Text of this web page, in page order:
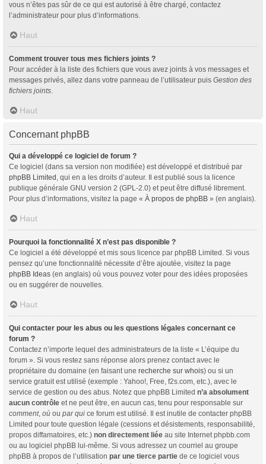
vous n’êtes pas sûr de ce qui est autorisé à être chargé, contactez
l’administrateur pour plus d’informations.
Haut
Comment trouver tous mes fichiers joints ?
Pour accéder à la liste des fichiers que vous avez joints à vos messages et
messages privés, allez dans votre panneau de l’utilisateur puis Gestion des
fichiers joints.
Haut
Concernant phpBB
Qui a développé ce logiciel de forum ?
Ce logiciel (dans sa version non modifiée) est développé et distribué par
phpBB Limited , qui en a les droits d’auteur. Il est publié sous la licence
publique générale GNU version 2 (GPL-2.0) et peut être diffusé librement.
Pour plus d’informations, visitez la page « À propos de phpBB » (en anglais).
Haut
Pourquoi la fonctionnalité X n’est pas disponible ?
Ce logiciel a été développé et mis sous licence par phpBB Limited. Si vous
pensez qu’une fonctionnalité nécessite d’être ajoutée, visitez la page
phpBB Ideas (en anglais) où vous pouvez voter pour des idées proposées
ou en suggérer de nouvelles.
Haut
Qui contacter pour les abus ou les questions légales concernant ce
forum ?
Contactez n’importe lequel des administrateurs de la liste « L’équipe du
forum ». Si vous restez sans réponse alors prenez contact avec le
propriétaire du domaine (en faisant une recherche sur whois) ou si un
service gratuit est utilisé (exemple : Yahoo!, Free, f2s.com, etc.), avec le
service de gestion ou des abus. Notez que phpBB Limited n’a absolument
aucun contrôle et ne peut être, en aucun cas, tenu pour responsable sur
comment, où ou par qui ce forum est utilisé. Il est inutile de contacter phpBB
Limited pour toute question légale (cessions et désistements, responsabilité,
propos diffamatoires, etc.) non directement liée au site Internet phpbb.com
ou au logiciel phpBB lui-même. Si vous adressez un courriel au groupe
phpBB à propos de l’utilisation par une tierce partie de ce logiciel vous